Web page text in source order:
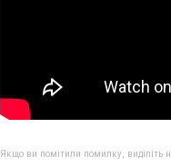
Якщо ви помітили помилку, виділіть